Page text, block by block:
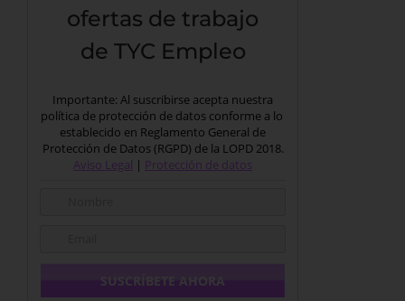
ofertas de trabajo
de TYC Empleo
Importante: Al suscribirse acepta nuestra
política de protección de datos conforme a lo
establecido en Reglamento General de
Protección de Datos (RGPD) de la LOPD 2018.
Aviso Legal | Protección de datos